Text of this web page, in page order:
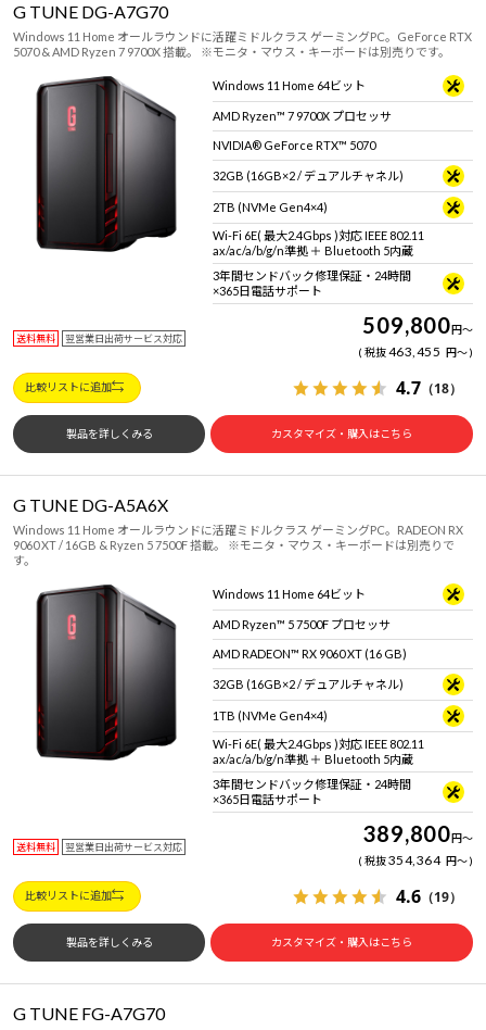
G TUNE DG-A7G70
Windows 11 Home オールラウンドに活躍ミドルクラス ゲーミングPC。GeForce RTX
5070 & AMD Ryzen 7 9700X 搭載。 ※モニタ・マウス・キーボードは別売りです。
Windows 11 Home 64ビット
AMD Ryzen™ 7 9700X プロセッサ
NVIDIA® GeForce RTX™ 5070
32GB (16GB×2 / デュアルチャネル)
2TB (NVMe Gen4×4)
Wi-Fi 6E( 最大2.4Gbps )対応 IEEE 802.11
ax/ac/a/b/g/n準拠 ＋ Bluetooth 5内蔵
3年間センドバック修理保証・24時間
×365日電話サポート
送料無料 翌営業日出荷サービス対応 509,800円～
税抜463,455 円～
比較リストに追加 4.7 （18）
製品を詳しくみる カスタマイズ・購入はこちら
G TUNE DG-A5A6X
Windows 11 Home オールラウンドに活躍ミドルクラス ゲーミングPC。RADEON RX
9060 XT / 16GB & Ryzen 5 7500F 搭載。 ※モニタ・マウス・キーボードは別売りで
す。
Windows 11 Home 64ビット
AMD Ryzen™ 5 7500F プロセッサ
AMD RADEON™ RX 9060 XT (16 GB)
32GB (16GB×2 / デュアルチャネル)
1TB (NVMe Gen4×4)
Wi-Fi 6E( 最大2.4Gbps )対応 IEEE 802.11
ax/ac/a/b/g/n準拠 ＋ Bluetooth 5内蔵
3年間センドバック修理保証・24時間
×365日電話サポート
送料無料 翌営業日出荷サービス対応 389,800円～
税抜354,364 円～
比較リストに追加 4.6 （19）
製品を詳しくみる カスタマイズ・購入はこちら
G TUNE FG-A7G70